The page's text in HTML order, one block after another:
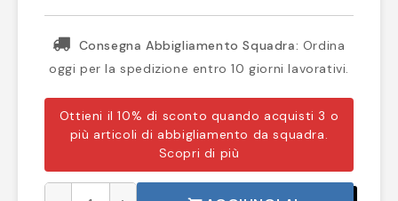
Consegna Abbigliamento Squadra: Ordina
oggi per la spedizione entro 10 giorni lavorativi.
Ottieni il 10% di sconto quando acquisti 3 o
più articoli di abbigliamento da squadra.
Scopri di più